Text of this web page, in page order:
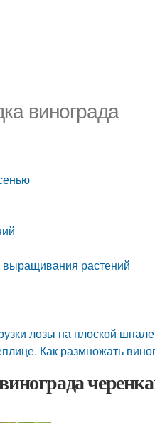
винограда
выращивания растений
лозы на плоской
Как размножать